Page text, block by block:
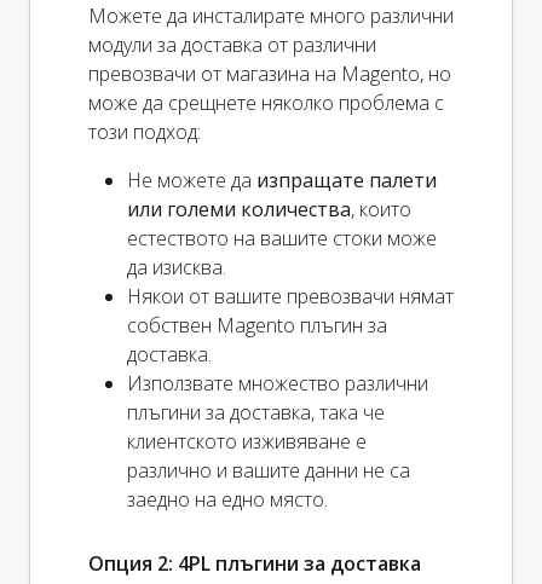
Можете да инсталирате много различни
модули за доставка от различни
превозвачи от магазина на Magento, но
може да срещнете няколко проблема с
този подход:
Не можете да изпращате палети
или големи количества, които
естеството на вашите стоки може
да изисква.
Някои от вашите превозвачи нямат
собствен Magento плъгин за
доставка.
Използвате множество различни
плъгини за доставка, така че
клиентското изживяване е
различно и вашите данни не са
заедно на едно място.
Опция 2: 4PL плъгини за доставка